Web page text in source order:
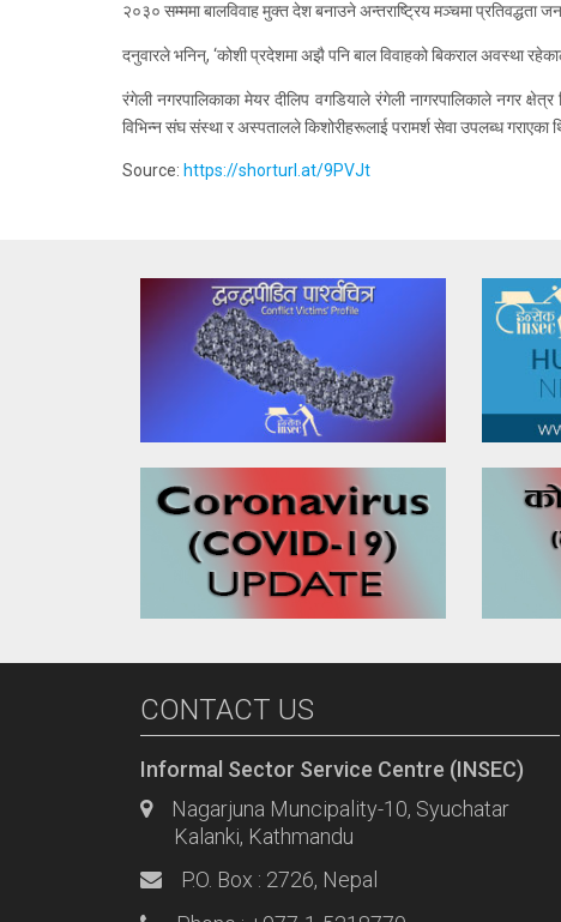
२०३० सम्ममा बालविवाह मुक्त देश बनाउने अन्तराष्ट्रिय मञ्चमा
दनुवारले भनिन्, ‘कोशी प्रदेशमा अझै पनि बाल विवाहको बिकराल अवस्था
रंगेली नगरपालिकाका मेयर दीलिप वगडियाले रंगेली नागरपालिकाले नगर
विभिन्न संघ संस्था र अस्पतालले किशोरीहरूलाई परामर्श सेवा उपलब्ध गराएका
Source: https://shorturl.at/9PVJt
CONTACT US
Informal Sector Service Centre (INSEC)
Nagarjuna Muncipality-10, Syuchatar
Kalanki, Kathmandu
P.O. Box : 2726, Nepal